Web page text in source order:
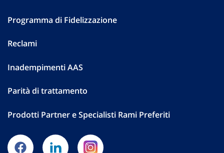
Programma di Fidelizzazione
Reclami
Inadempimenti AAS
Parità di trattamento
Prodotti Partner e Specialisti Rami Preferiti